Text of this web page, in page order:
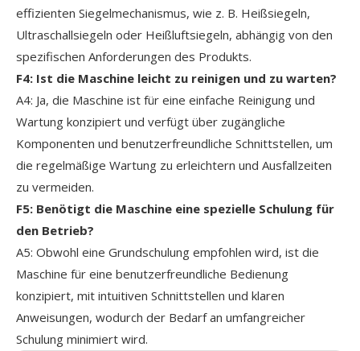
effizienten Siegelmechanismus, wie z. B. Heißsiegeln,
Ultraschallsiegeln oder Heißluftsiegeln, abhängig von den
spezifischen Anforderungen des Produkts.
F4: Ist die Maschine leicht zu reinigen und zu warten?
A4: Ja, die Maschine ist für eine einfache Reinigung und
Wartung konzipiert und verfügt über zugängliche
Komponenten und benutzerfreundliche Schnittstellen, um
die regelmäßige Wartung zu erleichtern und Ausfallzeiten
zu vermeiden.
F5: Benötigt die Maschine eine spezielle Schulung für
den Betrieb?
A5: Obwohl eine Grundschulung empfohlen wird, ist die
Maschine für eine benutzerfreundliche Bedienung
konzipiert, mit intuitiven Schnittstellen und klaren
Anweisungen, wodurch der Bedarf an umfangreicher
Schulung minimiert wird.